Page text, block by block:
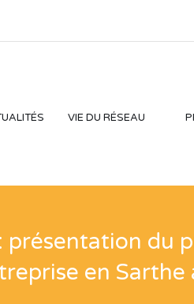
VIE DU RÉSEAU
du
en